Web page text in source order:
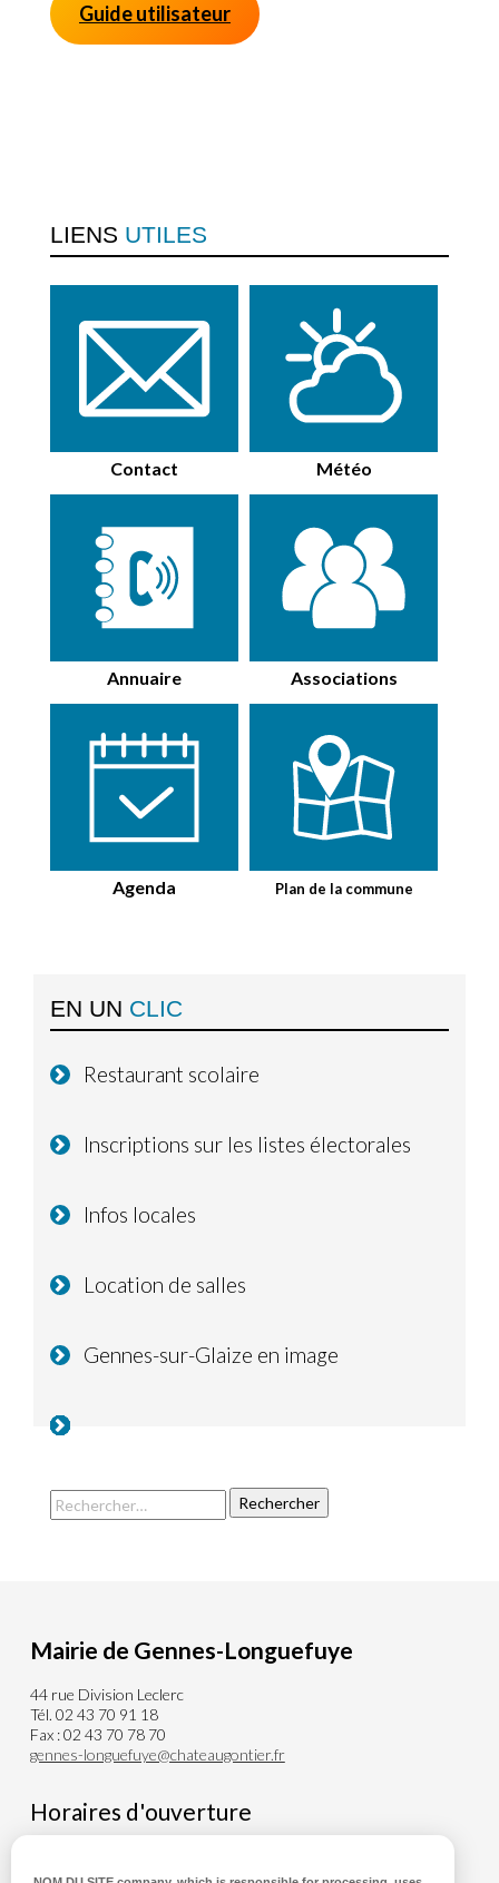
Guide utilisateur
LIENS UTILES
Contact Météo
Annuaire Associations
Agenda Plan de la commune
EN UN CLIC
Restaurant scolaire
Inscriptions sur les listes électorales
Infos locales
Location de salles
Gennes-sur-Glaize en image
Mairie de Gennes-Longuefuye
44 rue Division Leclerc
Tél. 02 43 70 91 18
Fax : 02 43 70 78 70
gennes-longuefuye@chateaugontier.fr
Horaires d'ouverture
Vendredi de 8h00 à 12h30 et de 14h00 à 18h00